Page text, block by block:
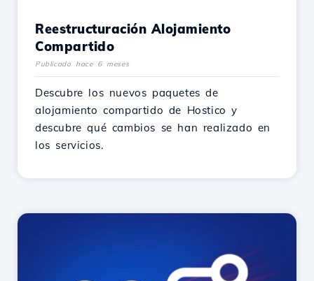
Reestructuración Alojamiento
Compartido
Publicado hace 6 meses
Descubre los nuevos paquetes de
alojamiento compartido de Hostico y
descubre qué cambios se han realizado en
los servicios.